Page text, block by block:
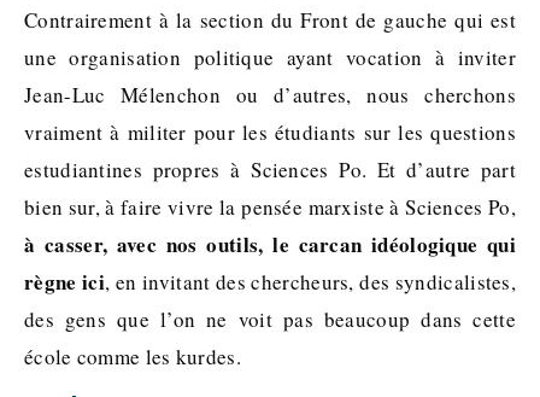
Contrairement à la section du Front de gauche qui est
une organisation politique ayant vocation à inviter
Jean-Luc Mélenchon ou d’autres, nous cherchons
vraiment à militer pour les étudiants sur les questions
estudiantines propres à Sciences Po. Et d’autre part
bien sur, à faire vivre la pensée marxiste à Sciences Po,
à casser, avec nos outils, le carcan idéologique qui
règne ici, en invitant des chercheurs, des syndicalistes,
des gens que l’on ne voit pas beaucoup dans cette
école comme les kurdes.